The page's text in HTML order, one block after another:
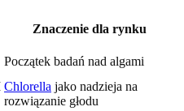
Znaczenie dla rynku
Początek badań nad algami
Chlorella jako nadzieja na
rozwiązanie głodu